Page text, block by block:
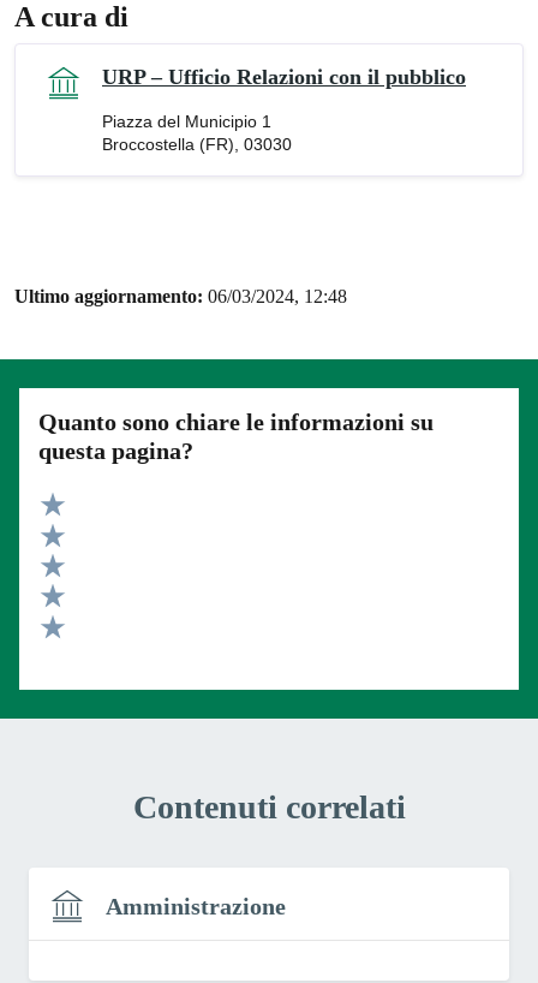
A cura di
URP – Ufficio Relazioni con il pubblico
Piazza del Municipio 1
Broccostella (FR), 03030
Ultimo aggiornamento: 06/03/2024, 12:48
Quanto sono chiare le informazioni su
questa pagina?
Valuta 5 stelle su 5
Valuta 4 stelle su 5
Valuta 3 stelle su 5
Valuta 2 stelle su 5
Contenuti correlati
Amministrazione